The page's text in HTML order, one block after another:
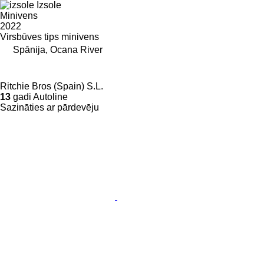
Izsole
Minivens
2022
Virsbūves tips minivens
Spānija, Ocana River
Ritchie Bros (Spain) S.L.
13 gadi Autoline
Sazināties ar pārdevēju